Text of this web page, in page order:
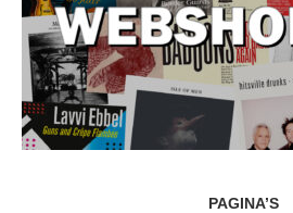
PAGINA’S